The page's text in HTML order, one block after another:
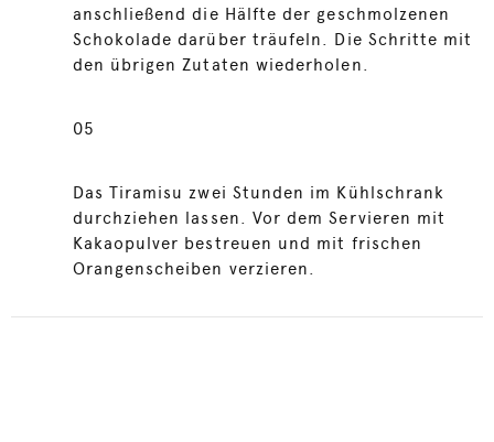
anschließend die Hälfte der geschmolzenen
Schokolade darüber träufeln. Die Schritte mit
den übrigen Zutaten wiederholen.
05
Das Tiramisu zwei Stunden im Kühlschrank
durchziehen lassen. Vor dem Servieren mit
Kakaopulver bestreuen und mit frischen
Orangenscheiben verzieren.